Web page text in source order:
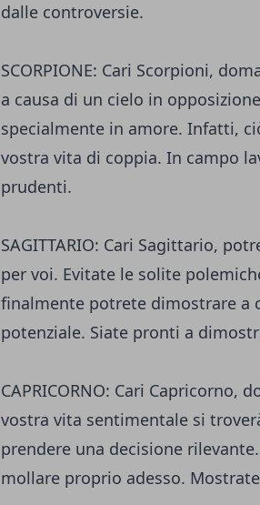
dalle controversie.
SCORPIONE: Cari Scorpioni,
a causa di un cielo in
specialmente in amore. Infatti,
vostra vita di coppia. In campo
prudenti.
SAGITTARIO: Cari Sagittario,
per voi. Evitate le solite
finalmente potrete dimostrare a
potenziale. Siate pronti a
CAPRICORNO: Cari Capricorno,
vostra vita sentimentale si
prendere una decisione
mollare proprio adesso.